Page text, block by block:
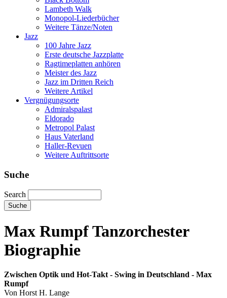
Lambeth Walk
Monopol-Liederbücher
Weitere Tänze/Noten
Jazz
100 Jahre Jazz
Erste deutsche Jazzplatte
Ragtimeplatten anhören
Meister des Jazz
Jazz im Dritten Reich
Weitere Artikel
Vergnügungsorte
Admiralspalast
Eldorado
Metropol Palast
Haus Vaterland
Haller-Revuen
Weitere Auftrittsorte
Suche
Search
Max Rumpf Tanzorchester
Biographie
Zwischen Optik und Hot-Takt - Swing in Deutschland - Max
Rumpf
Von Horst H. Lange